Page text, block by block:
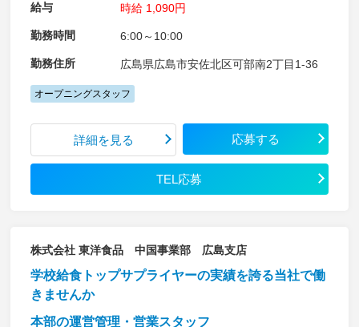
給与 時給 1,090円
勤務時間 6:00～10:00
勤務住所 広島県広島市安佐北区可部南2丁目1-36
オープニングスタッフ
詳細を見る 応募する
TEL応募
株式会社 東洋食品 中国事業部 広島支店
学校給食トップサプライヤーの実績を誇る当社で働
きませんか
本部の運営管理・営業スタッフ